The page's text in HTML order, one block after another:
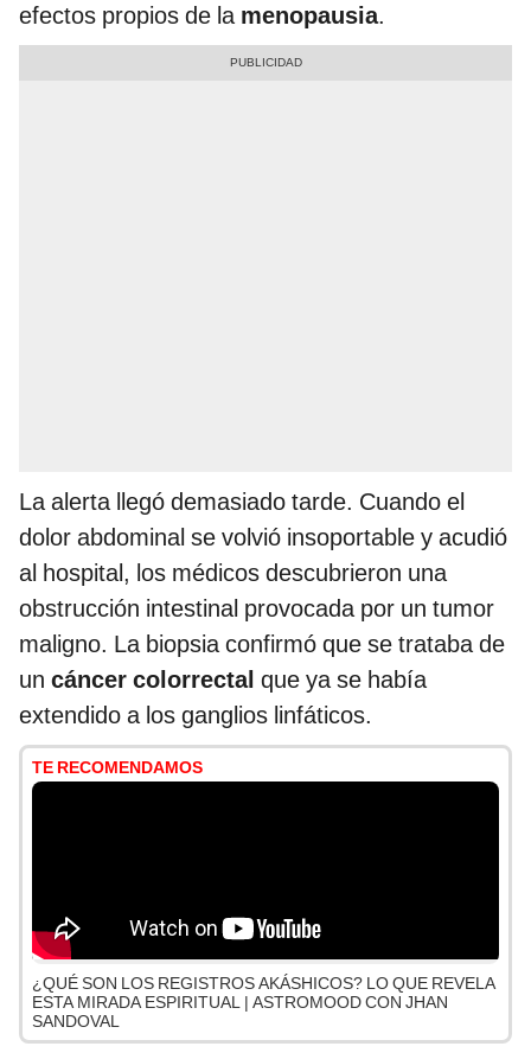
efectos propios de la menopausia.
La alerta llegó demasiado tarde. Cuando el
dolor abdominal se volvió insoportable y acudió
al hospital, los médicos descubrieron una
obstrucción intestinal provocada por un tumor
maligno. La biopsia confirmó que se trataba de
un cáncer colorrectal que ya se había
extendido a los ganglios linfáticos.
TE RECOMENDAMOS
¿QUÉ SON LOS REGISTROS AKÁSHICOS? LO QUE REVELA
ESTA MIRADA ESPIRITUAL | ASTROMOOD CON JHAN
SANDOVAL